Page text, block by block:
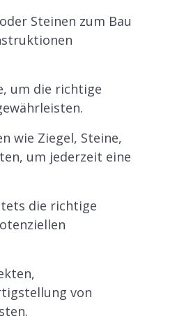
Steinen zum Bau
um die richtige
wie Ziegel, Steine,
um jederzeit eine
die richtige
von